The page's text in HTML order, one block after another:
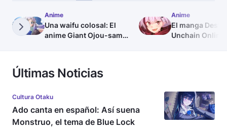
Anime
Una waifu colosal: El
anime Giant Ojou-sama
Anime
El manga
Unchain Online
Últimas Noticias
Cultura Otaku
Ado canta en español: Así suena
Monstruo, el tema de Blue Lock